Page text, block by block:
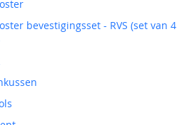
bevestigingsset - RVS (set van 4